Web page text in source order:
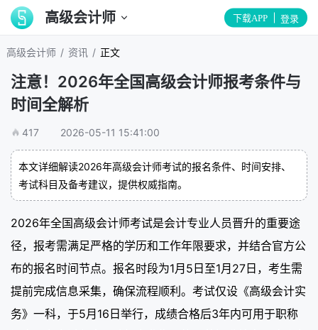
高级会计师 下载APP 登录
高级会计师 / 资讯 / 正文
注意！2026年全国高级会计师报考条件与
时间全解析
417 2026-05-11 15:41:00
本文详细解读2026年高级会计师考试的报名条件、时间安排、
考试科目及备考建议，提供权威指南。
2026年全国高级会计师考试是会计专业人员晋升的重要途
径，报考需满足严格的学历和工作年限要求，并结合官方公
布的报名时间节点。报名时段为1月5日至1月27日，考生需
提前完成信息采集，确保流程顺利。考试仅设《高级会计实
务》一科，于5月16日举行，成绩合格后3年内可用于职称